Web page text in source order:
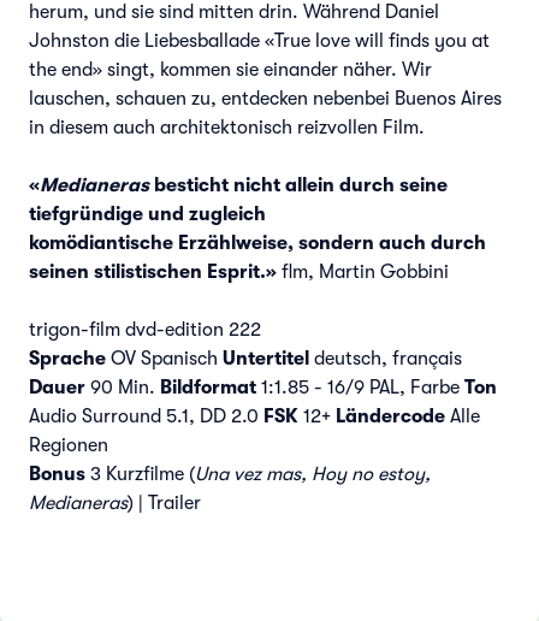
herum, und sie sind mitten drin. Während Daniel
Johnston die Liebesballade «True love will finds you at
the end» singt, kommen sie einander näher. Wir
lauschen, schauen zu, entdecken nebenbei Buenos Aires
in diesem auch architektonisch reizvollen Film.
«Medianeras besticht nicht allein durch seine
tiefgründige und zugleich
komödiantische Erzählweise, sondern auch durch
seinen stilistischen Esprit.» flm, Martin Gobbini
trigon-film dvd-edition 222
Sprache OV Spanisch Untertitel deutsch, français
Dauer 90 Min. Bildformat 1:1.85 - 16/9 PAL, Farbe Ton
Audio Surround 5.1, DD 2.0 FSK 12+ Ländercode Alle
Regionen
Bonus 3 Kurzfilme (Una vez mas, Hoy no estoy,
Medianeras) | Trailer